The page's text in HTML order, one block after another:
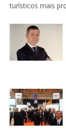
turísticos mais